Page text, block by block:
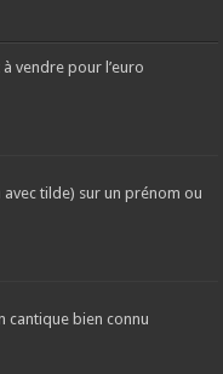
à vendre pour l’euro
avec tilde) sur un prénom ou
cantique bien connu